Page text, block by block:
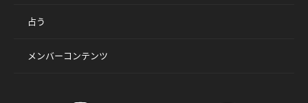
占う
メンバーコンテンツ